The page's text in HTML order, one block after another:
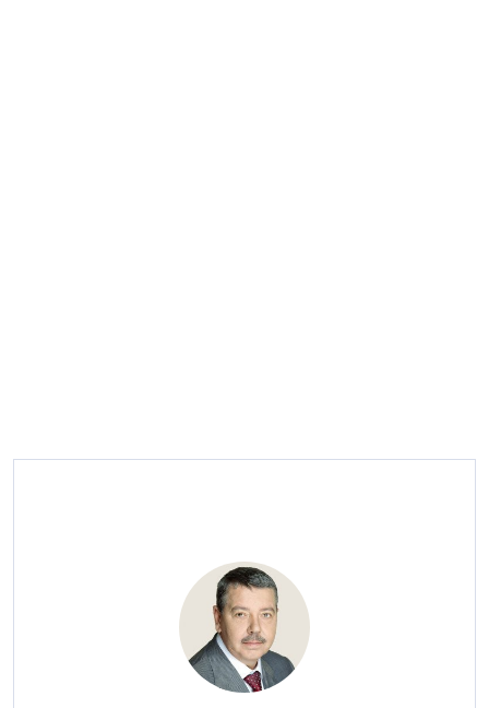
строительную отрасль ждут трудные времена.
Оправдались ли ваши прогнозы?
— К сожалению, да. Учитывая то, как развиваются
события, было понятно, что 2026-й, да и 2027 год